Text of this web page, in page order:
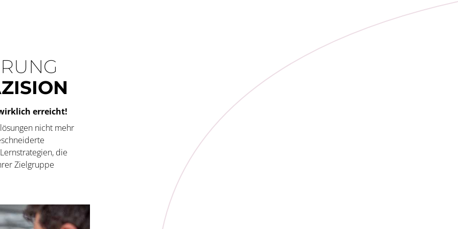
erreicht!
nicht mehr
die
Zielgruppe